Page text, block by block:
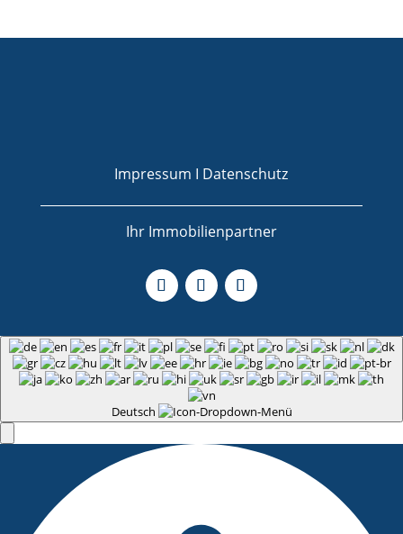
Impressum I Datenschutz
Ihr Immobilienpartner
Deutsch